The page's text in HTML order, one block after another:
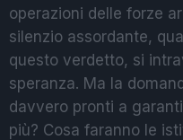
operazioni delle forze
silenzio assordante,
questo verdetto, si
speranza. Ma la
davvero pronti a
più? Cosa faranno le